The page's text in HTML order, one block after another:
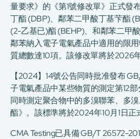
量要求》的《第1號修改單》正式發
丁酯 (DBP)、鄰苯二甲酸丁基芐酯
(2-乙基已)酯 (BEHP)、和鄰苯二甲
鄰苯納入電子電氣產品中適用的限
質總數達10項。該修改單將於2026年
【2024】14號公告同時批准發布
子電氣產品中某些物質的測定第12
同時測定聚合物中的多溴聯苯、多
酯》。該標準將於2024年10月1日正
CMA Testing已具備 GB/T 26572-